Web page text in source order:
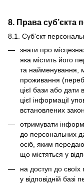
8. Права суб’єкта
8.1. Суб'єкт
знати про
яка містить його
та найменування,
проживання
цієї бази або
цієї інформації
встановлених
отримувати
до персональних
осіб, яким
що містяться у
на доступ до
у відповідній базі